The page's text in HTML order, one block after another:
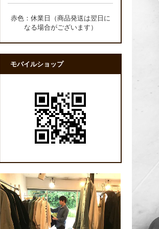
赤色：休業日（商品発送は翌日に
なる場合がございます）
モバイルショップ